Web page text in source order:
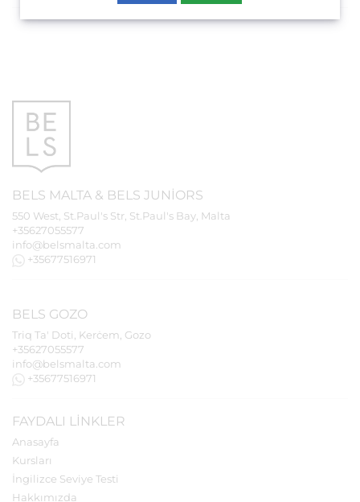
BELS MALTA & BELS JUNIORS
550 West, St.Paul's Str, St.Paul's Bay, Malta
+35627055577
info@belsmalta.com
+35677516971
BELS GOZO
Triq Ta' Doti, Kerċem, Gozo
+35627055577
info@belsmalta.com
+35677516971
FAYDALI LINKLER
Anasayfa
Kursları
İngilizce Seviye Testi
Hakkımızda